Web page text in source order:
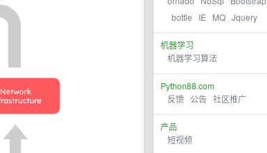
bottle
IE MQ Jquery
机器学习
机器学习算法
Python88.com
反馈 公告 社区推广
产品
短视频